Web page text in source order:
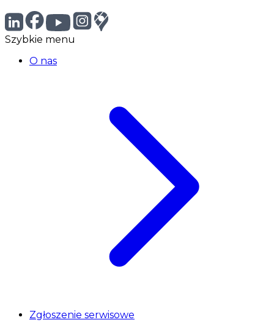
Szybkie menu
O nas
Zgłoszenie serwisowe